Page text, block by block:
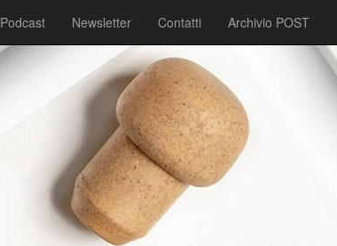
Podcast Newsletter Contatti Archivio POST